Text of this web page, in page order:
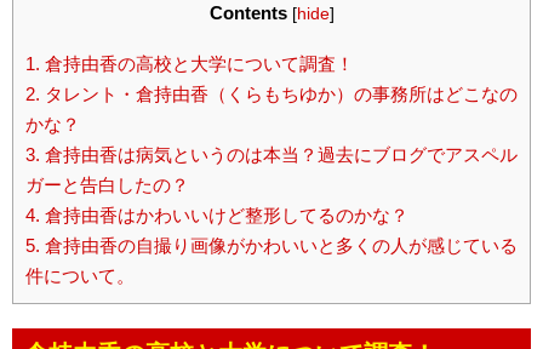
Contents [hide]
1. 倉持由香の高校と大学について調査！
2. タレント・倉持由香（くらもちゆか）の事務所はどこなの
かな？
3. 倉持由香は病気というのは本当？過去にブログでアスペル
ガーと告白したの？
4. 倉持由香はかわいいけど整形してるのかな？
5. 倉持由香の自撮り画像がかわいいと多くの人が感じている
件について。